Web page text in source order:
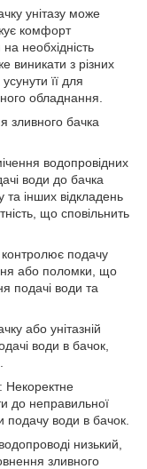
унітазу може
комфорт
необхідність
виникати з різних
її для
обладнання.
зливного бачка
водопровідних
води до бачка
та інших відкладень
що сповільнить
подачу
або поломки, що
подачі води та
або унітазній
води в бачок,
Некоректне
до неправильної
подачу води в бачок.
низький,
зливного